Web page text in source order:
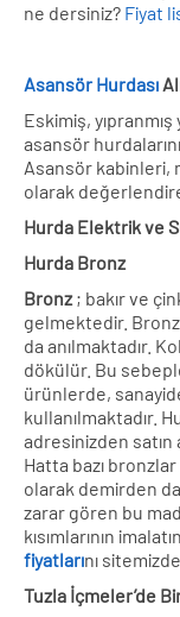
ne dersiniz? Fiyat
Asansör Hurdası
Eskimiş, yıpranmış
asansör
Asansör kabinleri,
olarak
Hurda Elektrik ve
Hurda Bronz
Bronz; bakır ve
gelmektedir. Bronz
da anılmaktadır.
dökülür. Bu
ürünlerde,
kullanılmaktadır.
adresinizden
Hatta bazı bronzlar
olarak demirden
zarar gören bu
kısımlarının
fiyatlarını
Tuzla İçmeler’de